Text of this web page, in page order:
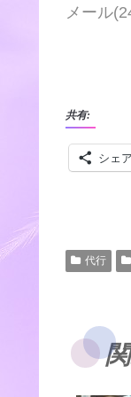
メール
共有:
シェア
代行